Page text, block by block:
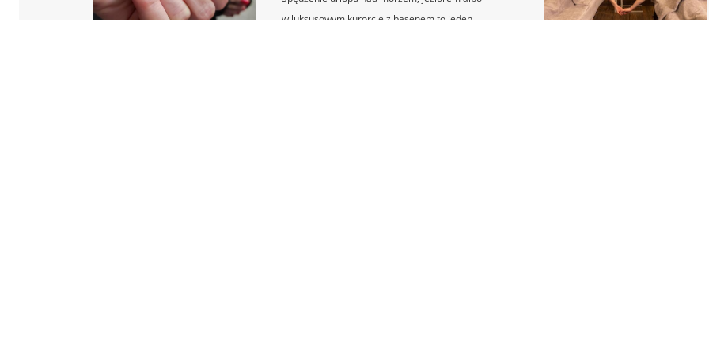
w luksusowym kurorcie z basenem to jeden